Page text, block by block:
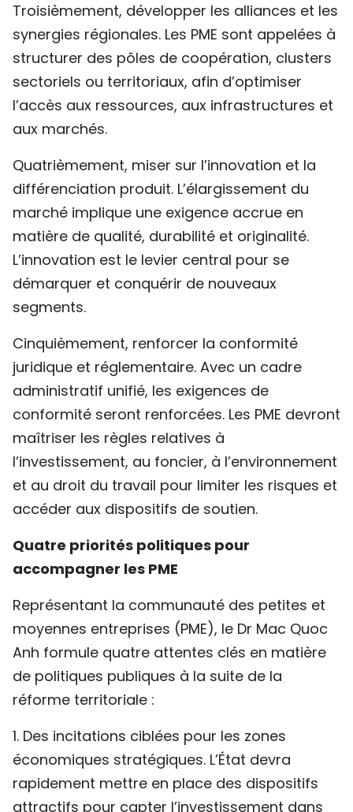
Troisièmement, développer les alliances et les
synergies régionales. Les PME sont appelées à
structurer des pôles de coopération, clusters
sectoriels ou territoriaux, afin d’optimiser
l’accès aux ressources, aux infrastructures et
aux marchés.
Quatrièmement, miser sur l’innovation et la
différenciation produit. L’élargissement du
marché implique une exigence accrue en
matière de qualité, durabilité et originalité.
L’innovation est le levier central pour se
démarquer et conquérir de nouveaux
segments.
Cinquièmement, renforcer la conformité
juridique et réglementaire. Avec un cadre
administratif unifié, les exigences de
conformité seront renforcées. Les PME devront
maîtriser les règles relatives à
l’investissement, au foncier, à l’environnement
et au droit du travail pour limiter les risques et
accéder aux dispositifs de soutien.
Quatre priorités politiques pour
accompagner les PME
Représentant la communauté des petites et
moyennes entreprises (PME), le Dr Mac Quoc
Anh formule quatre attentes clés en matière
de politiques publiques à la suite de la
réforme territoriale :
1. Des incitations ciblées pour les zones
économiques stratégiques. L’État devra
rapidement mettre en place des dispositifs
attractifs pour capter l’investissement dans